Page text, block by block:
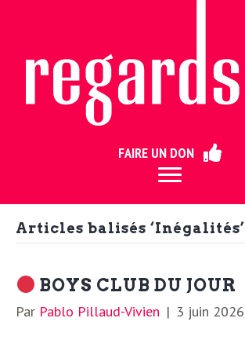
FAIRE UN DON
Articles balisés ‘Inégalités’
BOYS CLUB DU JOUR
Par Pablo Pillaud-Vivien | 3 juin 2026